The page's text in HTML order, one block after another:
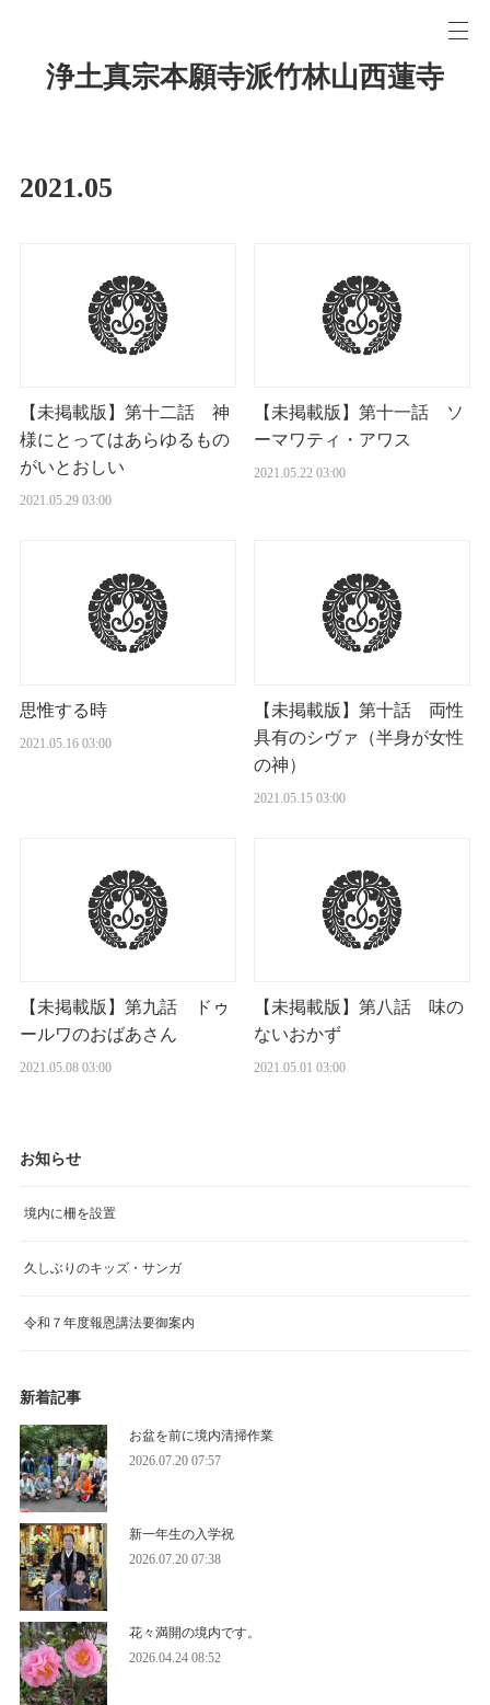
浄土真宗本願寺派竹林山西蓮寺
2021.05
【未掲載版】第十二話 神
様にとってはあらゆるもの
がいとおしい
2021.05.29 03:00
【未掲載版】第十一話 ソ
ーマワティ・アワス
2021.05.22 03:00
思惟する時
2021.05.16 03:00
【未掲載版】第十話 両性
具有のシヴァ（半身が女性
の神）
2021.05.15 03:00
【未掲載版】第九話 ドゥ
ールワのおばあさん
2021.05.08 03:00
【未掲載版】第八話 味の
ないおかず
2021.05.01 03:00
お知らせ
境内に柵を設置
久しぶりのキッズ・サンガ
令和７年度報恩講法要御案内
新着記事
お盆を前に境内清掃作業
2026.07.20 07:57
新一年生の入学祝
2026.07.20 07:38
花々満開の境内です。
2026.04.24 08:52